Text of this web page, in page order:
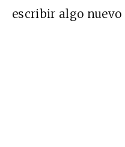
escribir algo